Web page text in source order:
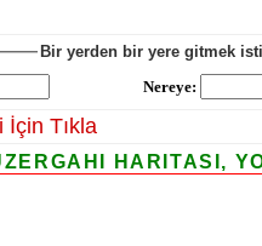
Bir yerden bir yere gitmek
Nereye:
İçin Tıkla
HARITASI,